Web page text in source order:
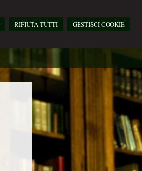
RIFIUTA TUTTI GESTISCI COOKIE